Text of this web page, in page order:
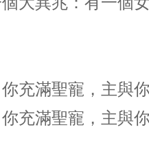
充滿聖寵，主與你
充滿聖寵，主與你